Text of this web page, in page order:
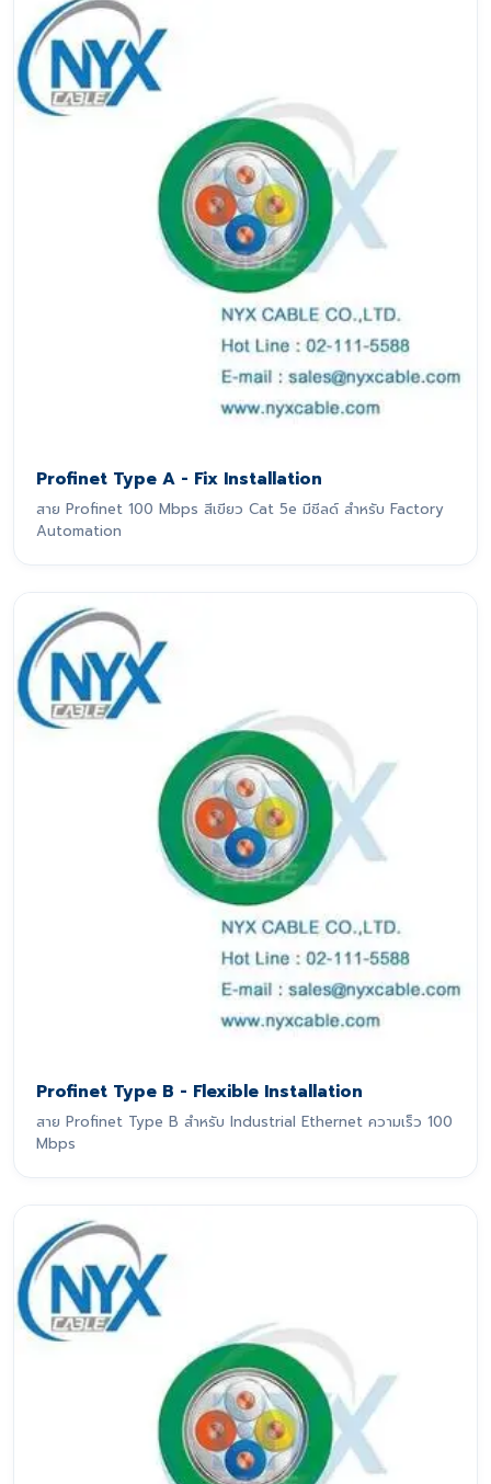
Profinet Type A - Fix Installation
สาย Profinet 100 Mbps สีเขียว Cat 5e มีชีลด์ สำหรับ Factory
Automation
Profinet Type B - Flexible Installation
สาย Profinet Type B สำหรับ Industrial Ethernet ความเร็ว 100
Mbps